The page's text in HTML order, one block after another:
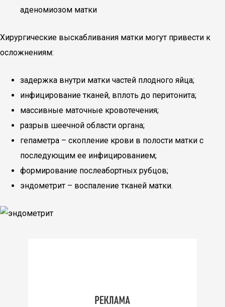
аденомиозом матки
Хирургические выскабливания матки могут привести к
осложнениям:
задержка внутри матки частей плодного яйца;
инфицирование тканей, вплоть до перитонита;
массивные маточные кровотечения;
разрыв шеечной области органа;
гепаметра – скопление крови в полости матки с
последующим ее инфицированием;
формирование послеабортных рубцов;
эндометрит – воспаление тканей матки.